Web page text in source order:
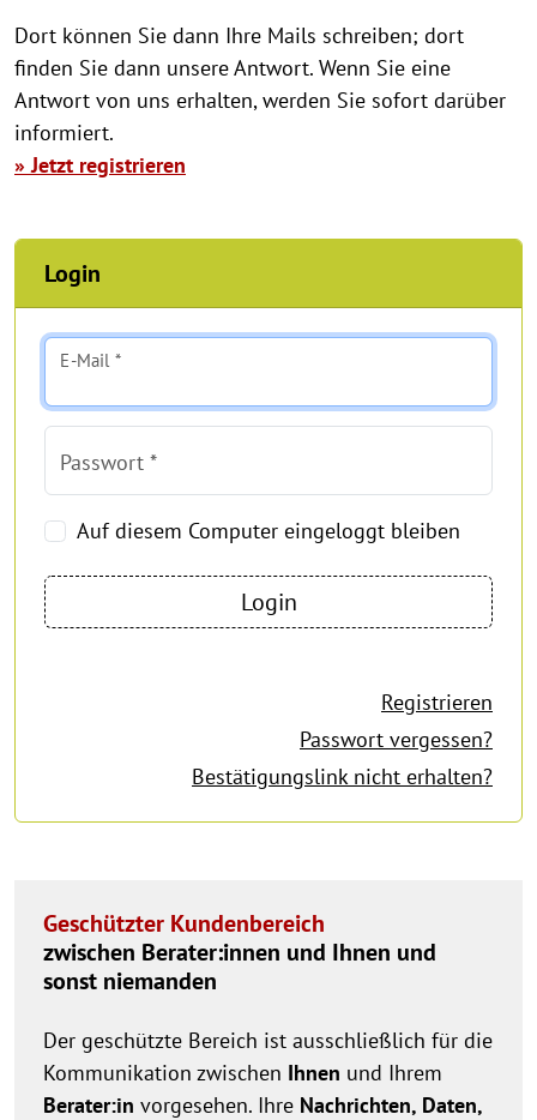
Dort können Sie dann Ihre Mails schreiben; dort
finden Sie dann unsere Antwort. Wenn Sie eine
Antwort von uns erhalten, werden Sie sofort darüber
informiert.
» Jetzt registrieren
Login
E-Mail *
Passwort *
Auf diesem Computer eingeloggt bleiben
Registrieren
Passwort vergessen?
Bestätigungslink nicht erhalten?
Geschützter Kundenbereich
zwischen Berater:innen und Ihnen und
sonst niemanden
Der geschützte Bereich ist ausschließlich für die
Kommunikation zwischen Ihnen und Ihrem
Berater:in vorgesehen. Ihre Nachrichten, Daten,